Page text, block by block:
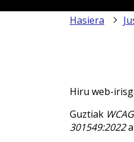
Hasiera
Hiru web-
Guztiak
301549:2022